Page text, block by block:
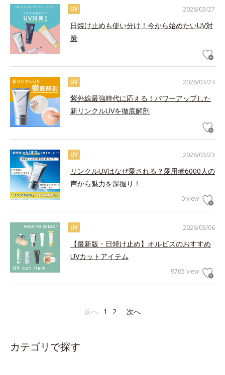
2026/03/27
UV
日焼け止めも使い分け！今から始めたいUV対
策
2026/03/24
UV
紫外線最強時代に応える！パワーアップした
新リンクルUVを徹底解剖
2026/03/23
UV
リンクルUVはなぜ愛される？愛用者6000人の
声から魅力を深掘り！
0 view
2026/03/06
UV
【最新版・日焼け止め】オルビスのおすすめ
UVカットアイテム
9765 view
前へ 1 2 次へ
カテゴリで探す